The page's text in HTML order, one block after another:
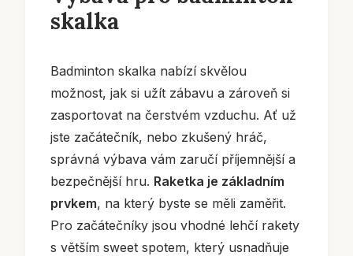
skalka
Badminton skalka nabízí skvělou
možnost, jak si užít zábavu a zároveň si
zasportovat na čerstvém vzduchu. Ať už
jste začátečník, nebo zkušený hráč,
správná výbava vám zaručí příjemnější a
bezpečnější hru. Raketka je základním
prvkem, na který byste se měli zaměřit.
Pro začátečníky jsou vhodné lehčí rakety
s větším sweet spotem, který usnadňuje